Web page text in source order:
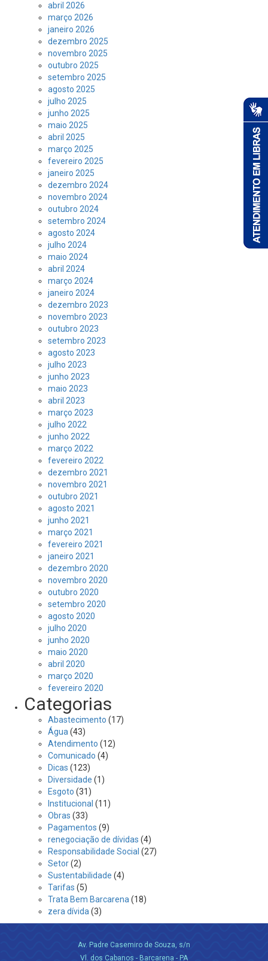
abril 2026
março 2026
janeiro 2026
dezembro 2025
novembro 2025
outubro 2025
setembro 2025
agosto 2025
julho 2025
junho 2025
maio 2025
abril 2025
março 2025
fevereiro 2025
janeiro 2025
dezembro 2024
novembro 2024
outubro 2024
setembro 2024
agosto 2024
julho 2024
maio 2024
abril 2024
março 2024
janeiro 2024
dezembro 2023
novembro 2023
outubro 2023
setembro 2023
agosto 2023
julho 2023
junho 2023
maio 2023
abril 2023
março 2023
julho 2022
junho 2022
março 2022
fevereiro 2022
dezembro 2021
novembro 2021
outubro 2021
agosto 2021
junho 2021
março 2021
fevereiro 2021
janeiro 2021
dezembro 2020
novembro 2020
outubro 2020
setembro 2020
agosto 2020
julho 2020
junho 2020
maio 2020
abril 2020
março 2020
fevereiro 2020
Categorias
Abastecimento (17)
Água (43)
Atendimento (12)
Comunicado (4)
Dicas (123)
Diversidade (1)
Esgoto (31)
Institucional (11)
Obras (33)
Pagamentos (9)
renegociação de dívidas (4)
Responsabilidade Social (27)
Setor(2)
Sustentabilidade (4)
Tarifas (5)
Trata Bem Barcarena (18)
zera dívida (3)
Av. Padre Casemiro de Souza, s/n
Vl. dos Cabanos - Barcarena - PA